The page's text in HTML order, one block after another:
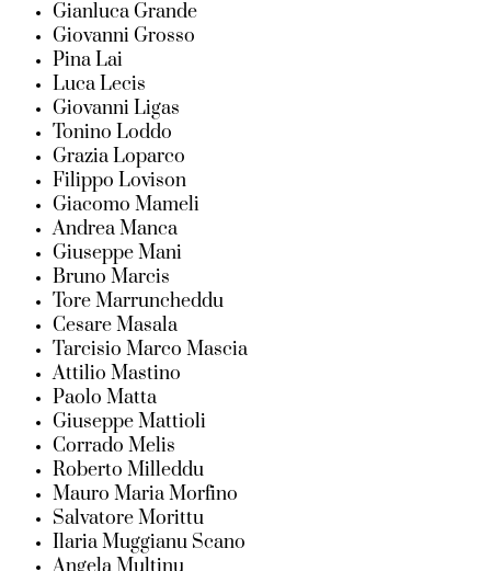
Gianluca Grande
Giovanni Grosso
Pina Lai
Luca Lecis
Giovanni Ligas
Tonino Loddo
Grazia Loparco
Filippo Lovison
Giacomo Mameli
Andrea Manca
Giuseppe Mani
Bruno Marcis
Tore Marruncheddu
Cesare Masala
Tarcisio Marco Mascia
Attilio Mastino
Paolo Matta
Giuseppe Mattioli
Corrado Melis
Roberto Milleddu
Mauro Maria Morfino
Salvatore Morittu
Ilaria Muggianu Scano